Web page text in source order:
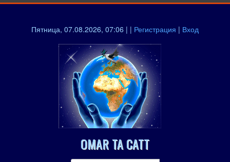
Пятница, 07.08.2026, 07:06 | | Регистрация | Вход
OMAR TA CATT